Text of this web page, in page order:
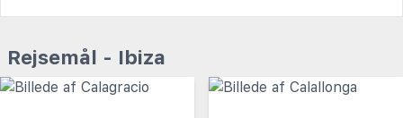
Rejsemål - Ibiza